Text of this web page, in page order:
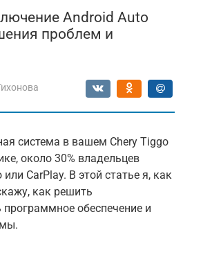
Android Auto
проблем и
система в вашем Chery Tiggo
около 30% владельцев
CarPlay. В этой статье я, как
как решить
обеспечение и